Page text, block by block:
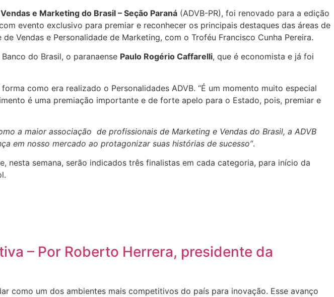
e Marketing do Brasil – Seção Paraná (ADVB-PR), foi renovado para a edição
evento exclusivo para premiar e reconhecer os principais destaques das áreas de
Vendas e Personalidade de Marketing, com o Troféu Francisco Cunha Pereira.
do Brasil, o paranaense Paulo Rogério Caffarelli, que é economista e já foi
como era realizado o Personalidades ADVB. “É um momento muito especial
é uma premiação importante e de forte apelo para o Estado, pois, premiar e
a maior associação de profissionais de Marketing e Vendas do Brasil, a ADVB
em nosso mercado ao protagonizar suas histórias de sucesso”.
semana, serão indicados três finalistas em cada categoria, para início da
– Por Roberto Herrera, presidente da
como um dos ambientes mais competitivos do país para inovação. Esse avanço